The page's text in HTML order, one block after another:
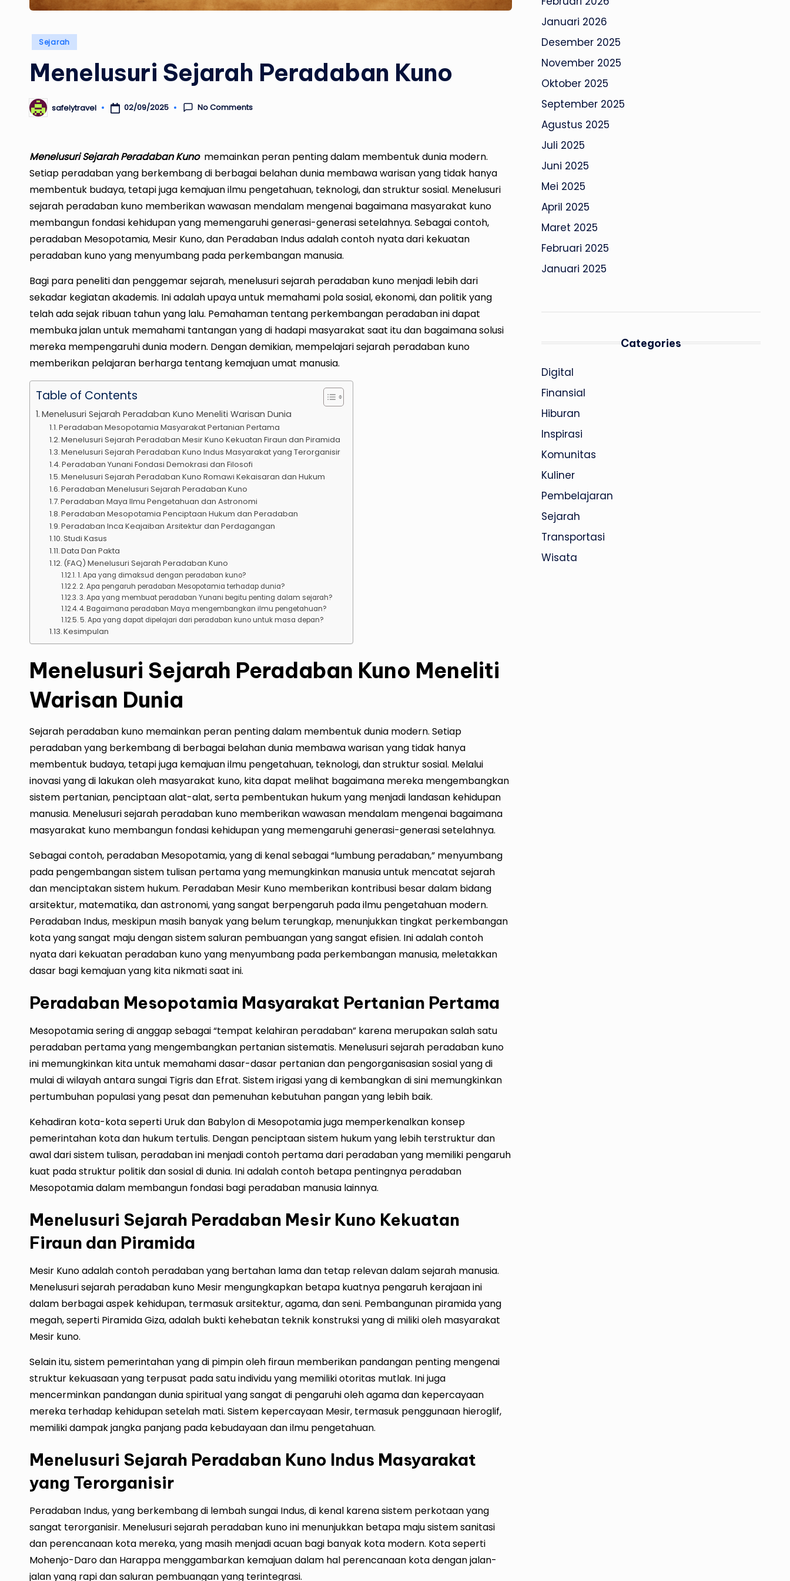
Posted
Sejarah
Menelusuri Sejarah Peradaban Kuno
Posted
by
safelytravel 02/09/2025 No Comments
Menelusuri Sejarah Peradaban Kuno memainkan peran penting dalam membentuk dunia modern.
Setiap peradaban yang berkembang di berbagai belahan dunia membawa warisan yang tidak hanya
membentuk budaya, tetapi juga kemajuan ilmu pengetahuan, teknologi, dan struktur sosial. Menelusuri
sejarah peradaban kuno memberikan wawasan mendalam mengenai bagaimana masyarakat kuno
membangun fondasi kehidupan yang memengaruhi generasi-generasi setelahnya. Sebagai contoh,
peradaban Mesopotamia, Mesir Kuno, dan Peradaban Indus adalah contoh nyata dari kekuatan
peradaban kuno yang menyumbang pada perkembangan manusia.
Bagi para peneliti dan penggemar sejarah, menelusuri sejarah peradaban kuno menjadi lebih dari
sekadar kegiatan akademis. Ini adalah upaya untuk memahami pola sosial, ekonomi, dan politik yang
telah ada sejak ribuan tahun yang lalu. Pemahaman tentang perkembangan peradaban ini dapat
membuka jalan untuk memahami tantangan yang di hadapi masyarakat saat itu dan bagaimana solusi
mereka mempengaruhi dunia modern. Dengan demikian, mempelajari sejarah peradaban kuno
memberikan pelajaran berharga tentang kemajuan umat manusia.
Table of Contents
Menelusuri Sejarah Peradaban Kuno Meneliti Warisan Dunia
Peradaban Mesopotamia Masyarakat Pertanian Pertama
Menelusuri Sejarah Peradaban Mesir Kuno Kekuatan Firaun dan Piramida
Menelusuri Sejarah Peradaban Kuno Indus Masyarakat yang Terorganisir
Peradaban Yunani Fondasi Demokrasi dan Filosofi
Menelusuri Sejarah Peradaban Kuno Romawi Kekaisaran dan Hukum
Peradaban Menelusuri Sejarah Peradaban Kuno
Peradaban Maya Ilmu Pengetahuan dan Astronomi
Peradaban Mesopotamia Penciptaan Hukum dan Peradaban
Peradaban Inca Keajaiban Arsitektur dan Perdagangan
Studi Kasus
Data Dan Pakta
(FAQ) Menelusuri Sejarah Peradaban Kuno
1. Apa yang dimaksud dengan peradaban kuno?
2. Apa pengaruh peradaban Mesopotamia terhadap dunia?
3. Apa yang membuat peradaban Yunani begitu penting dalam sejarah?
4. Bagaimana peradaban Maya mengembangkan ilmu pengetahuan?
5. Apa yang dapat dipelajari dari peradaban kuno untuk masa depan?
Kesimpulan
Menelusuri Sejarah Peradaban Kuno Meneliti
Warisan Dunia
Sejarah peradaban kuno memainkan peran penting dalam membentuk dunia modern. Setiap
peradaban yang berkembang di berbagai belahan dunia membawa warisan yang tidak hanya
membentuk budaya, tetapi juga kemajuan ilmu pengetahuan, teknologi, dan struktur sosial. Melalui
inovasi yang di lakukan oleh masyarakat kuno, kita dapat melihat bagaimana mereka mengembangkan
sistem pertanian, penciptaan alat-alat, serta pembentukan hukum yang menjadi landasan kehidupan
manusia. Menelusuri sejarah peradaban kuno memberikan wawasan mendalam mengenai bagaimana
masyarakat kuno membangun fondasi kehidupan yang memengaruhi generasi-generasi setelahnya.
Sebagai contoh, peradaban Mesopotamia, yang di kenal sebagai “lumbung peradaban,” menyumbang
pada pengembangan sistem tulisan pertama yang memungkinkan manusia untuk mencatat sejarah
dan menciptakan sistem hukum. Peradaban Mesir Kuno memberikan kontribusi besar dalam bidang
arsitektur, matematika, dan astronomi, yang sangat berpengaruh pada ilmu pengetahuan modern.
Peradaban Indus, meskipun masih banyak yang belum terungkap, menunjukkan tingkat perkembangan
kota yang sangat maju dengan sistem saluran pembuangan yang sangat efisien. Ini adalah contoh
nyata dari kekuatan peradaban kuno yang menyumbang pada perkembangan manusia, meletakkan
dasar bagi kemajuan yang kita nikmati saat ini.
Peradaban Mesopotamia Masyarakat Pertanian Pertama
Mesopotamia sering di anggap sebagai “tempat kelahiran peradaban” karena merupakan salah satu
peradaban pertama yang mengembangkan pertanian sistematis. Menelusuri sejarah peradaban kuno
ini memungkinkan kita untuk memahami dasar-dasar pertanian dan pengorganisasian sosial yang di
mulai di wilayah antara sungai Tigris dan Efrat. Sistem irigasi yang di kembangkan di sini memungkinkan
pertumbuhan populasi yang pesat dan pemenuhan kebutuhan pangan yang lebih baik.
Kehadiran kota-kota seperti Uruk dan Babylon di Mesopotamia juga memperkenalkan konsep
pemerintahan kota dan hukum tertulis. Dengan penciptaan sistem hukum yang lebih terstruktur dan
awal dari sistem tulisan, peradaban ini menjadi contoh pertama dari peradaban yang memiliki pengaruh
kuat pada struktur politik dan sosial di dunia. Ini adalah contoh betapa pentingnya peradaban
Mesopotamia dalam membangun fondasi bagi peradaban manusia lainnya.
Menelusuri Sejarah Peradaban Mesir Kuno Kekuatan
Firaun dan Piramida
Mesir Kuno adalah contoh peradaban yang bertahan lama dan tetap relevan dalam sejarah manusia.
Menelusuri sejarah peradaban kuno Mesir mengungkapkan betapa kuatnya pengaruh kerajaan ini
dalam berbagai aspek kehidupan, termasuk arsitektur, agama, dan seni. Pembangunan piramida yang
megah, seperti Piramida Giza, adalah bukti kehebatan teknik konstruksi yang di miliki oleh masyarakat
Mesir kuno.
Selain itu, sistem pemerintahan yang di pimpin oleh firaun memberikan pandangan penting mengenai
struktur kekuasaan yang terpusat pada satu individu yang memiliki otoritas mutlak. Ini juga
mencerminkan pandangan dunia spiritual yang sangat di pengaruhi oleh agama dan kepercayaan
mereka terhadap kehidupan setelah mati. Sistem kepercayaan Mesir, termasuk penggunaan hieroglif,
memiliki dampak jangka panjang pada kebudayaan dan ilmu pengetahuan.
Menelusuri Sejarah Peradaban Kuno Indus Masyarakat
yang Terorganisir
Peradaban Indus, yang berkembang di lembah sungai Indus, di kenal karena sistem perkotaan yang
sangat terorganisir. Menelusuri sejarah peradaban kuno ini menunjukkan betapa maju sistem sanitasi
dan perencanaan kota mereka, yang masih menjadi acuan bagi banyak kota modern. Kota seperti
Mohenjo-Daro dan Harappa menggambarkan kemajuan dalam hal perencanaan kota dengan jalan-
jalan yang rapi dan saluran pembuangan yang terintegrasi.
Januari 2026
Desember 2025
November 2025
Oktober 2025
September 2025
Agustus 2025
Juli 2025
Juni 2025
Mei 2025
April 2025
Maret 2025
Februari 2025
Januari 2025
Categories
Digital
Finansial
Hiburan
Inspirasi
Komunitas
Kuliner
Pembelajaran
Sejarah
Transportasi
Wisata